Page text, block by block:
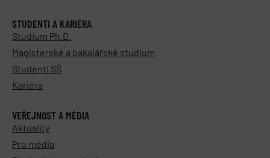
STUDENTI A KARIÉRA
Studium Ph.D.
Magisterské a bakalářské studium
Studenti SŠ
Kariéra
VEŘEJNOST A MÉDIA
Aktuality
Pro média